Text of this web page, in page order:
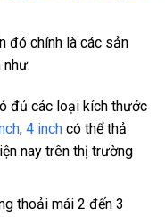
đó chính là các sản
như:
đủ các loại kích thước
, 4 inchcó thể thả
nay trên thị trường
thoải mái 2 đến 3